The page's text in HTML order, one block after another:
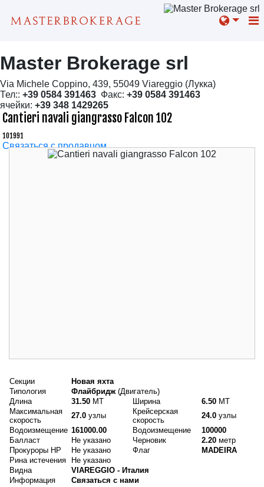
Master Brokerage srl
Via Michele Coppino, 439, 55049 Viareggio (Лукка)
Тел:: +39 0584 391463 Факс: +39 0584 391463
ячейки: +39 348 1429265
Cantieri navali giangrasso Falcon 102
101991
Связаться с продавцом
Секции
Новая яхта
Типология
Флайбридж(Двигатель)
Длина
31.50 MT Ширина 6.50 MT
Максимальная
скорость
27.0 узлы
Крейсерская
скорость
24.0 узлы
Водоизмещение 161000.00 Водоизмещение
100000
Балласт
Не указано Черновик 2.20 метр
Прокуроры HP
Не указано Флаг
MADEIRA
Рина истечения
Не указано
Видна
VIAREGGIO - Италия
Информация
Связаться с нами